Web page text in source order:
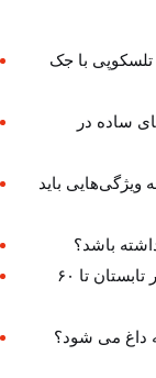
با جک
ساده در
ویژگی‌هایی باید
باشد؟
چرا کابین خودرو در تابستان تا ۶۰